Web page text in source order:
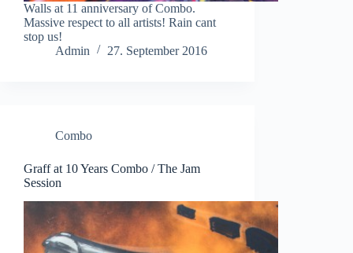
Walls at 11 anniversary of Combo.
Massive respect to all artists! Rain cant
stop us!
Admin
27. September 2016
Combo
Graff at 10 Years Combo / The Jam
Session